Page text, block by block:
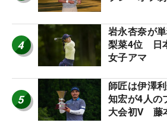
4
岩永杏奈が
梨菜4位 日
女子アマ
5
師匠は伊澤
知宏が4人の
大会初V 藤